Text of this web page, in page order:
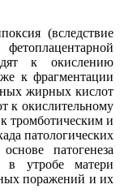
(вследствие
к окислению
к фрагментации
жирных кислот
к окислительному
тромботическим и
патологических
патогенеза
в утробе матери
поражений и их